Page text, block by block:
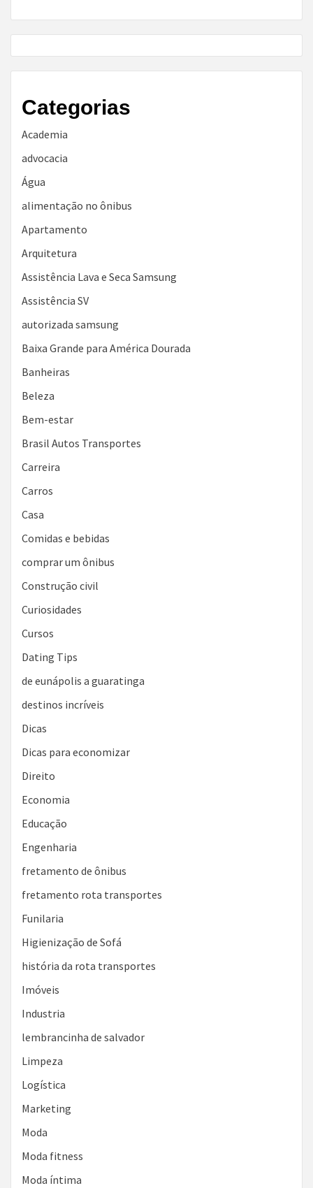
Categorias
Academia
advocacia
Água
alimentação no ônibus
Apartamento
Arquitetura
Assistência Lava e Seca Samsung
Assistência SV
autorizada samsung
Baixa Grande para América Dourada
Banheiras
Beleza
Bem-estar
Brasil Autos Transportes
Carreira
Carros
Casa
Comidas e bebidas
comprar um ônibus
Construção civil
Curiosidades
Cursos
Dating Tips
de eunápolis a guaratinga
destinos incríveis
Dicas
Dicas para economizar
Direito
Economia
Educação
Engenharia
fretamento de ônibus
fretamento rota transportes
Funilaria
Higienização de Sofá
história da rota transportes
Imóveis
Industria
lembrancinha de salvador
Limpeza
Logística
Marketing
Moda
Moda fitness
Moda íntima